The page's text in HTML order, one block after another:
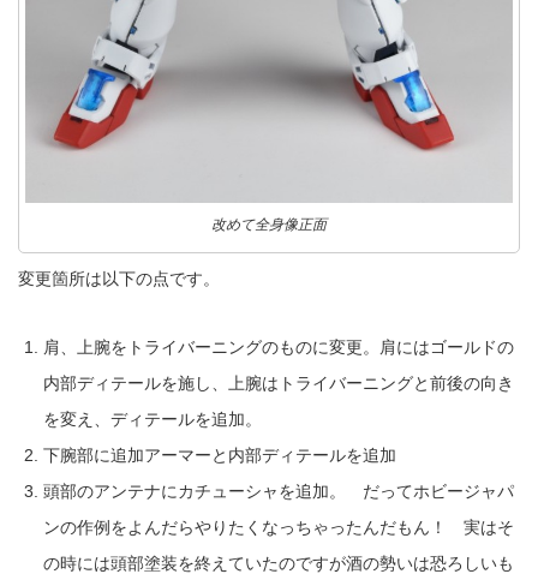
改めて全身像正面
変更箇所は以下の点です。
肩、上腕をトライバーニングのものに変更。肩にはゴールドの
内部ディテールを施し、上腕はトライバーニングと前後の向き
を変え、ディテールを追加。
下腕部に追加アーマーと内部ディテールを追加
頭部のアンテナにカチューシャを追加。 だってホビージャパ
ンの作例をよんだらやりたくなっちゃったんだもん！ 実はそ
の時には頭部塗装を終えていたのですが酒の勢いは恐ろしいも